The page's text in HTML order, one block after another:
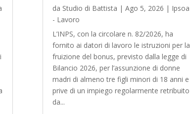
da Studio di Battista | Ago 5, 2026 | Ipsoa
- Lavoro
L’INPS, con la circolare n. 82/2026, ha
fornito ai datori di lavoro le istruzioni per la
fruizione del bonus, previsto dalla legge di
Bilancio 2026, per l’assunzione di donne
madri di almeno tre figli minori di 18 anni e
prive di un impiego regolarmente retribuito
da...